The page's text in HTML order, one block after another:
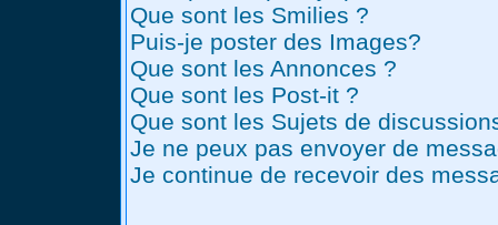
Que sont les Smilies ?
Puis-je poster des Images?
Que sont les Annonces ?
Que sont les Post-it ?
Que sont les Sujets de
Je ne peux pas envoyer de
Je continue de recevoir des